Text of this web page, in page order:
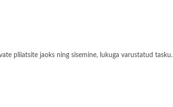
pliiatsite jaoks ning sisemine, lukuga varustatud tasku.